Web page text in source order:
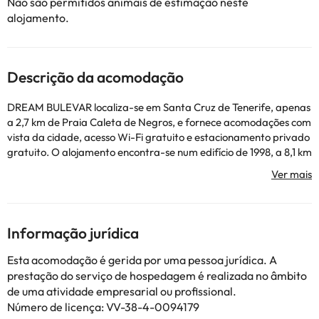
alojamento.
Descrição da acomodação
DREAM BULEVAR localiza-se em Santa Cruz de Tenerife, apenas
a 2,7 km de Praia Caleta de Negros, e fornece acomodações com
vista da cidade, acesso Wi-Fi gratuito e estacionamento privado
gratuito. O alojamento encontra-se num edifício de 1998, a 8,1 km
de Museu Militar Regional das Canárias e 12 km de Leal Theatre.
Este apartamento tem 2 quartos, uma sala de estar, uma
cama são providenciadas neste apartamento. DREAM BULEVAR
tem vários pontos de interesse populares nas suas proximidades,
incluindo Tenerife Espacio de las Artes, Museu Municipal de Belas
Artes e Auditório de Tenerife. O aeroporto mais próximo é o
Aeroporto de Tenerife Norte – Ciudad de La Laguna, que fica a
12 km de DREAM BULEVAR.
Informação jurídica
Esta acomodação é gerida por uma pessoa jurídica. A
prestação do serviço de hospedagem é realizada no âmbito
de uma atividade empresarial ou profissional.
Número de licença: VV-38-4-0094179